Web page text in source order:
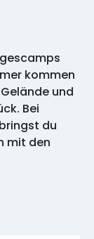
kommen
und
Bei
du
mit den